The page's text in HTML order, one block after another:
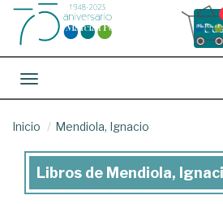
Toggle navigation
Inicio Mendiola, Ignacio
Libros
Libros de Mendiola,